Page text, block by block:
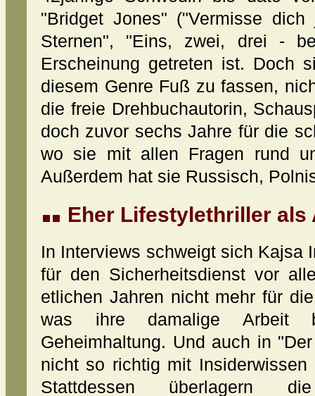
"Bridget Jones" ("Vermisse
Sternen", "Eins, zwei, drei -
Erscheinung getreten ist. Doch
diesem Genre Fuß zu fassen,
die freie Drehbuchautorin,
doch zuvor sechs Jahre für die
wo sie mit allen Fragen rund
Außerdem hat sie Russisch,
Eher Lifestylethriller als
In Interviews schweigt sich Kajsa
für den Sicherheitsdienst vor
etlichen Jahren nicht mehr für
was ihre damalige Arbeit
Geheimhaltung. Und auch in
nicht so richtig mit
Stattdessen überlagern